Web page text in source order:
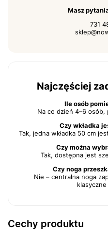
Masz
731
Najczęściej
Ile osób
Na co dzień 4–6 osób,
Czy wkładka
Tak, jedna wkładka 50 cm
Czy można
Tak, dostępna jest
Czy noga
Nie – centralna noga
klasyczne
Cechy produktu